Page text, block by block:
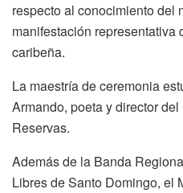
respecto al conocimiento del
manifestación representativa
caribeña.
La maestría de ceremonia
Armando, poeta y director
Reservas.
Además de la Banda
Libres de Santo Domingo, el